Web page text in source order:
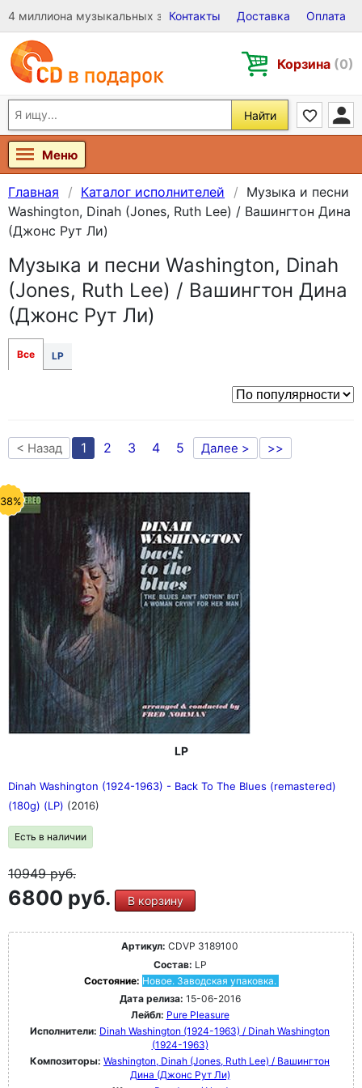
4 миллиона музыкальных записей на Виниле, CD и DVD
Контакты Доставка Оплата
Корзина (0)
Найти
Меню
Главная Каталог исполнителей
Музыка и песни
Washington, Dinah (Jones, Ruth Lee) / Вашингтон Дина
(Джонс Рут Ли)
Музыка и песни Washington, Dinah
(Jones, Ruth Lee) / Вашингтон Дина
(Джонс Рут Ли)
Все LP
< Назад 1 2 3 4 5 Далее > >>
LP
Dinah Washington (1924-1963) - Back To The Blues (remastered)
(180g) (LP) (2016)
Есть в наличии
10949руб.
6800 руб. В корзину
Артикул: CDVP 3189100
Состав: LP
Состояние: Новое. Заводская упаковка.
Дата релиза: 15-06-2016
Лейбл: Pure Pleasure
Исполнители: Dinah Washington (1924-1963) / Dinah Washington
(1924-1963)
Композиторы: Washington, Dinah (Jones, Ruth Lee) / Вашингтон
Дина (Джонс Рут Ли)